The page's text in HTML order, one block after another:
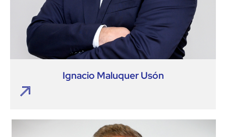
Ignacio Maluquer Usón